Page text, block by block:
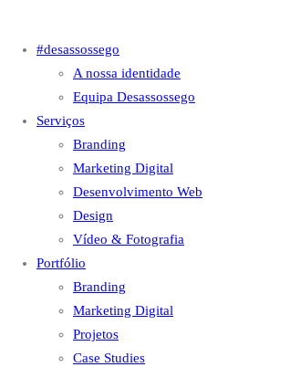
#desassossego
A nossa identidade
Equipa Desassossego
Serviços
Branding
Marketing Digital
Desenvolvimento Web
Design
Vídeo & Fotografia
Portfólio
Branding
Marketing Digital
Projetos
Case Studies